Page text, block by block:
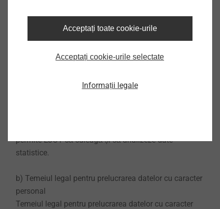
(6) frecvența cu care site-ul este accesat.
site-urilor noastre web. Stocarea datelor personale ale
permite EJOT să culeagă și să analizeze date
statistice.
b) Temeiul legal pentru prelucrarea datelor cu caracter
personal
Temeiul legal pentru prelucrarea datelor cu caracter
Acceptați toate cookie-urile
Acceptați cookie-urile selectate
Informații legale